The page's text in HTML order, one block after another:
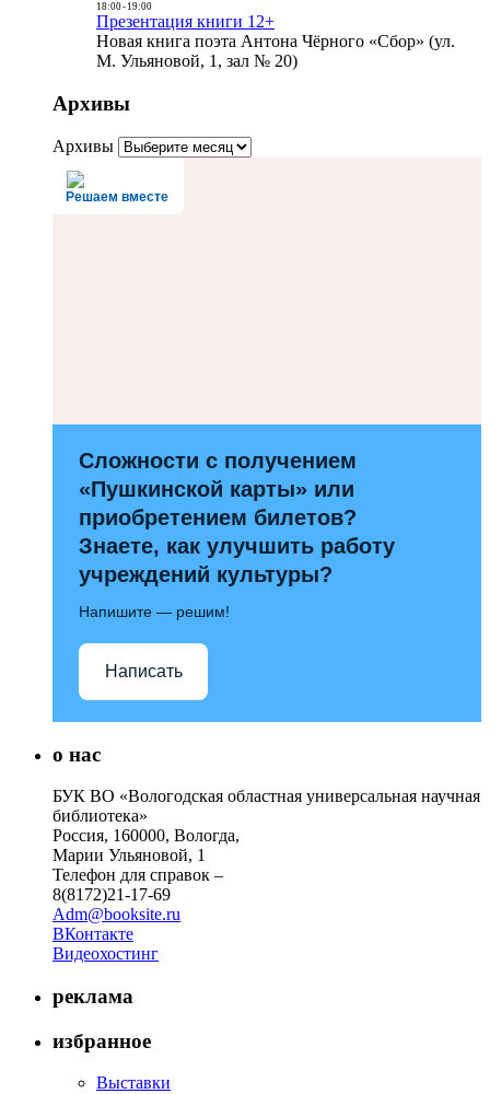
18:00- 19:00
Презентация книги 12+
Новая книга поэта Антона Чёрного «Сбор» (ул.
М. Ульяновой, 1, зал № 20)
Архивы
Архивы
Решаем вместе
Сложности с получением
«Пушкинской карты» или
приобретением билетов?
Знаете, как улучшить работу
учреждений культуры?
Напишите — решим!
Написать
о нас
БУК ВО «Вологодская областная универсальная научная
библиотека»
Россия, 160000, Вологда,
Марии Ульяновой, 1
Телефон для справок –
8(8172)21-17-69
Adm@booksite.ru
ВКонтакте
Видеохостинг
реклама
избранное
Выставки